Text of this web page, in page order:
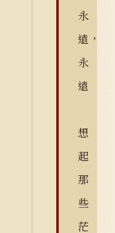
永
遠，
永
遠
想
起
那
些
茫